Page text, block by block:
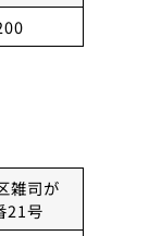
雑司が
21号